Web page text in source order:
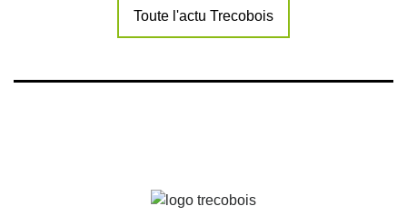
Toute l'actu Trecobois